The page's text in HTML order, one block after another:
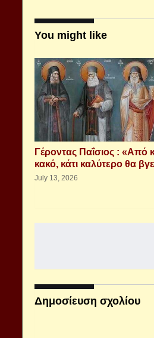
You might like
Γέροντας Παΐσιος : «Από
κακό, κάτι καλύτερο θα
July 13, 2026
Δημοσίευση σχολίου